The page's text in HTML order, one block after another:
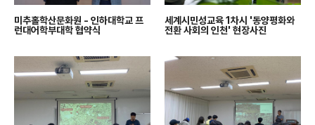
미추홀학산문화원 - 인하대학교 프
런대어학부대학 협약식
세계시민성교육 1차시 '동양평화와
전환 사회의 인천' 현장사진